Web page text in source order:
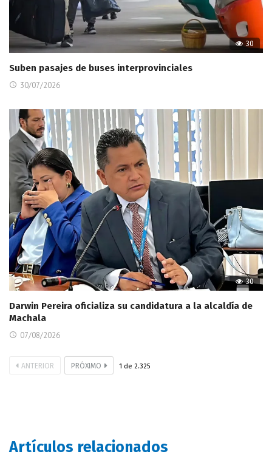
30
Suben pasajes de buses interprovinciales
30/07/2026
30
Darwin Pereira oficializa su candidatura a la alcaldía de
Machala
07/08/2026
ANTERIOR PRÓXIMO 1 de 2.325
Artículos relacionados